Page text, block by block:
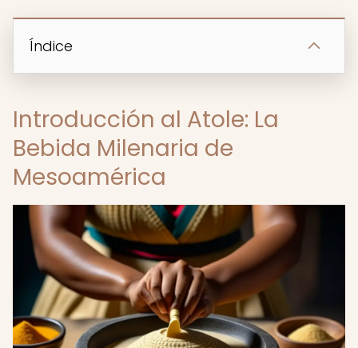
Índice
Introducción al Atole: La
Bebida Milenaria de
Mesoamérica